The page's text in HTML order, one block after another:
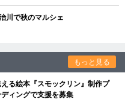
川で秋のマルシェ
もっと見る
る絵本『スモックリン』制作プ
ィングで支援を募集